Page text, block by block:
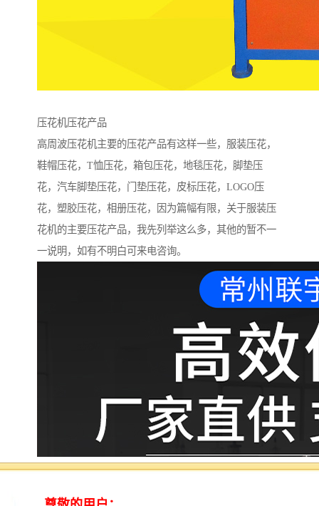
压花机压花产品
高周波压花机主要的压花产品有这样一些，服装压花，
鞋帽压花，T恤压花，箱包压花，地毯压花，脚垫压
花，汽车脚垫压花，门垫压花，皮标压花，LOGO压
花，塑胶压花，相册压花，因为篇幅有限，关于服装压
花机的主要压花产品，我先列举这么多，其他的暂不一
一说明，如有不明白可来电咨询。